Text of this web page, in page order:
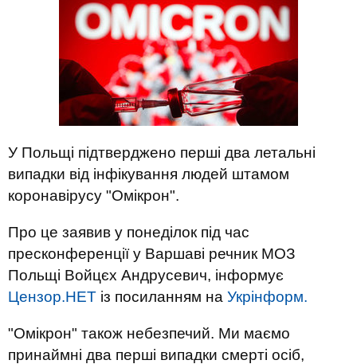
У Польщі підтверджено перші два летальні
випадки від інфікування людей штамом
коронавірусу "Омікрон".
Про це заявив у понеділок під час
пресконференції у Варшаві речник МОЗ
Польщі Войцєх Андрусевич, інформує
Цензор.НЕТ із посиланням на Укрінформ.
"Омікрон" також небезпечий. Ми маємо
принаймні два перші випадки смерті осіб,